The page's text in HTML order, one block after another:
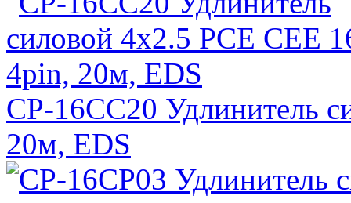
CP-16CC20 Удлинитель
20м, EDS